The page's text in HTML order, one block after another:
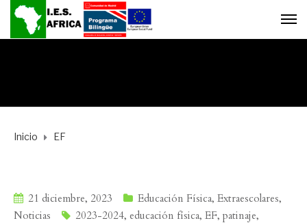
Inicio EF
21 diciembre, 2023 Educación Física, Extraescolares,
Noticias
2023-2024, educación física, EF, patinaje,